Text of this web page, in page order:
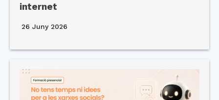
internet
26 Juny 2026